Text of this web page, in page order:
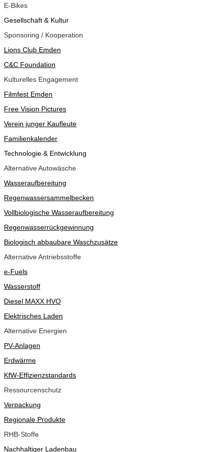
E-Bikes
Gesellschaft & Kultur
Sponsoring / Kooperation
Lions Club Emden
C&C Foundation
Kulturelles Engagement
Filmfest Emden
Free Vision Pictures
Verein junger Kaufleute
Familienkalender
Technologie & Entwicklung
Alternative Autowäsche
Wasseraufbereitung
Regenwassersammelbecken
Vollbiologische Wasseraufbereitung
Regenwasserrückgewinnung
Biologisch abbaubare Waschzusätze
Alternative Antriebsstoffe
e-Fuels
Wasserstoff
Diesel MAXX HVO
Elektrisches Laden
Alternative Energien
PV-Anlagen
Erdwärme
KfW-Effizienzstandards
Ressourcenschutz
Verpackung
Regionale Produkte
RHB-Stoffe
Nachhaltiger Ladenbau